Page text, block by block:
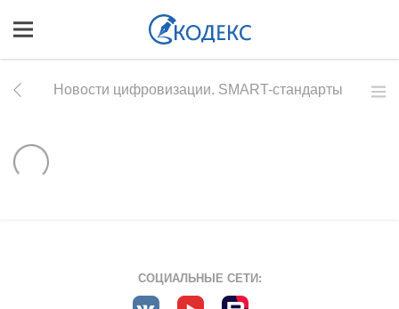
Новости цифровизации. SMART-стандарты
СОЦИАЛЬНЫЕ СЕТИ: